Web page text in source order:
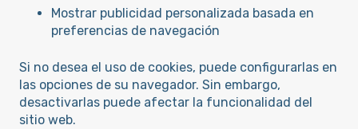
Mostrar publicidad personalizada basada en
preferencias de navegación
Si no desea el uso de cookies, puede configurarlas en
las opciones de su navegador. Sin embargo,
desactivarlas puede afectar la funcionalidad del
sitio web.